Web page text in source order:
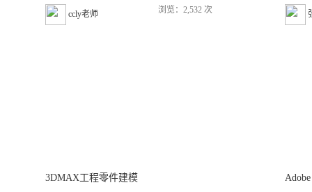
ccly老师 浏览：2,532 次
3DMAX工程零件建模